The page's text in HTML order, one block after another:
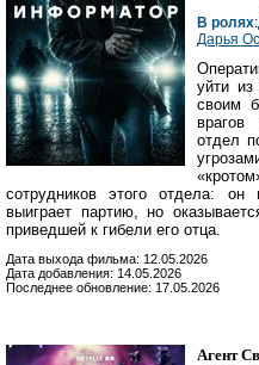
В ролях:
Дарья
уйти из
своим
отдел
сотрудников этого отдела:
выиграет партию, но
приведшей к гибели его отца.
Дата выхода фильма: 12.05.2026
Дата добавления: 14.05.2026
Последнее обновление: 17.05.2026
Агент